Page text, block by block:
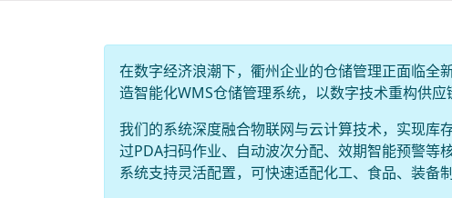
在数字经济浪潮下，衢州企业的仓储管理正面临全
造智能化WMS仓储管理系统，以数字技术重构供应
我们的系统深度融合物联网与云计算技术，实现库
过PDA扫码作业、自动波次分配、效期智能预警等
系统支持灵活配置，可快速适配化工、食品、装备